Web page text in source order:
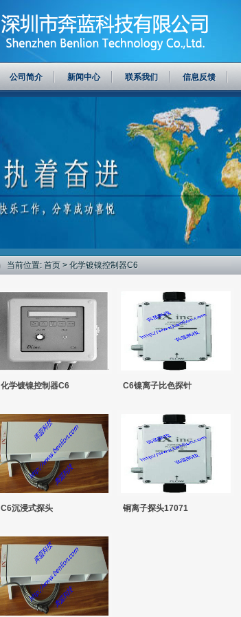
公司简介 新闻中心 联系我们 信息反馈
当前位置: 首页 > 化学镀镍控制器C6
化学镀镍控制器C6 C6镍离子比色探针
C6沉浸式探头 铜离子探头17071